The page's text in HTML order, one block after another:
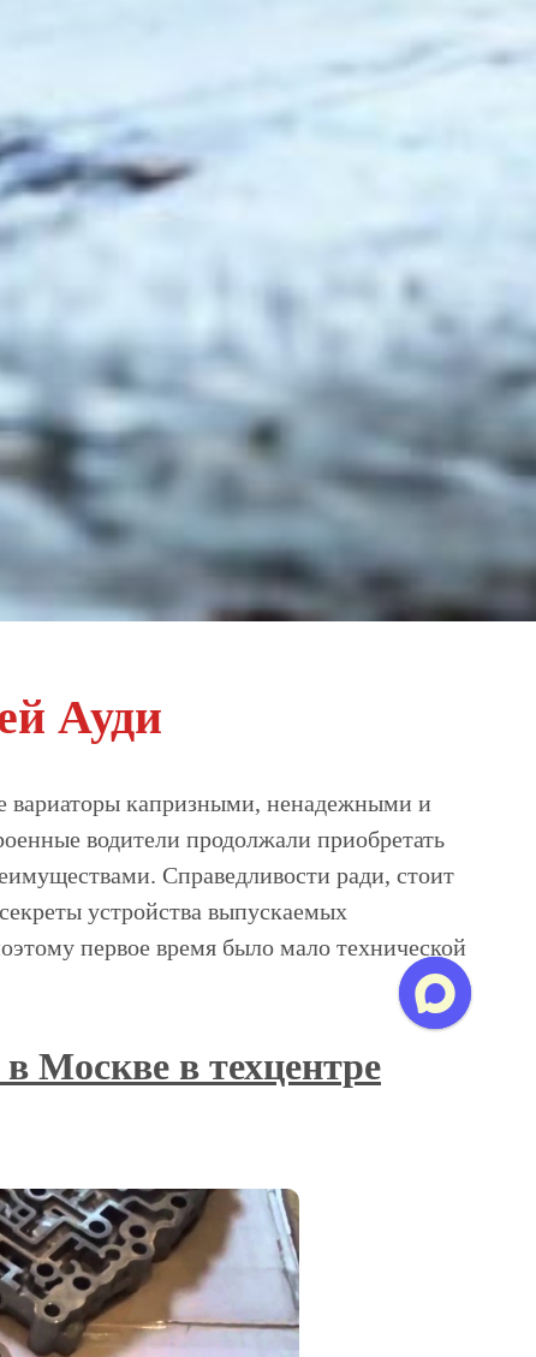
Ауди
вариаторы капризными, ненадежными и
водители продолжали приобретать
Справедливости ради, стоит
устройства выпускаемых
первое время было мало технической
Москве в техцентре